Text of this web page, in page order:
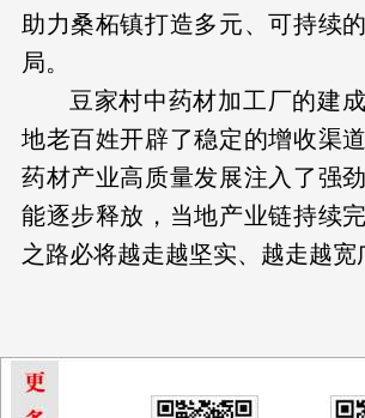
助力桑柘镇打造多元、可持续
局。
豆家村中药材加工厂的建
地老百姓开辟了稳定的增收渠
药材产业高质量发展注入了强
能逐步释放，当地产业链持续
之路必将越走越坚实、越走越宽